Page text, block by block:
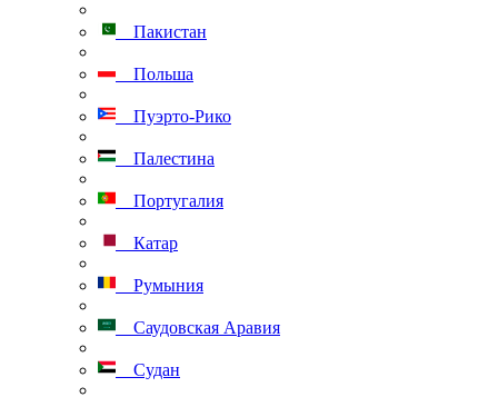
Пакистан
Польша
Пуэрто-Рико
Палестина
Португалия
Катар
Румыния
Саудовская Аравия
Судан